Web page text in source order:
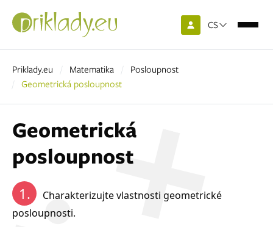
CS
Priklady.eu Matematika
Posloupnost
Geometrická posloupnost
Geometrická
posloupnost
1.
Charakterizujte vlastnosti geometrické
posloupnosti.